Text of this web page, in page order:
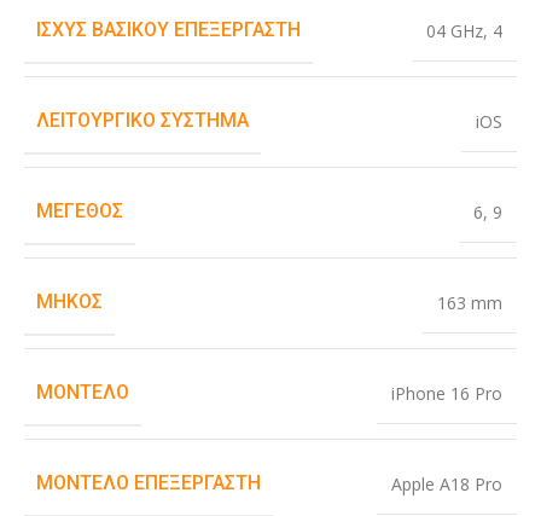
ΙΣΧΎΣ ΒΑΣΙΚΟΎ ΕΠΕΞΕΡΓΑΣΤΉ 04 GHz, 4
ΛΕΙΤΟΥΡΓΙΚΌ ΣΎΣΤΗΜΑ iOS
ΜΈΓΕΘΟΣ 6, 9
ΜΉΚΟΣ 163 mm
ΜΟΝΤΈΛΟ iPhone 16 Pro
ΜΟΝΤΈΛΟ ΕΠΕΞΕΡΓΑΣΤΉ Apple A18 Pro